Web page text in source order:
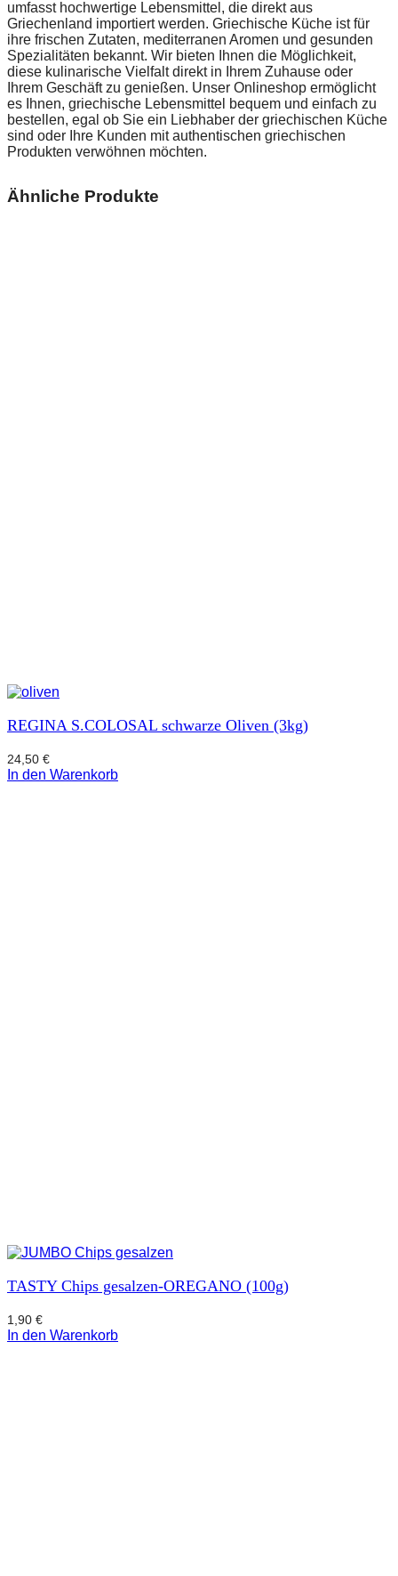
umfasst hochwertige Lebensmittel, die direkt aus
Griechenland importiert werden. Griechische Küche ist für
ihre frischen Zutaten, mediterranen Aromen und gesunden
Spezialitäten bekannt. Wir bieten Ihnen die Möglichkeit,
diese kulinarische Vielfalt direkt in Ihrem Zuhause oder
Ihrem Geschäft zu genießen. Unser Onlineshop ermöglicht
es Ihnen, griechische Lebensmittel bequem und einfach zu
bestellen, egal ob Sie ein Liebhaber der griechischen Küche
sind oder Ihre Kunden mit authentischen griechischen
Produkten verwöhnen möchten.
Ähnliche Produkte
REGINA S.COLOSAL schwarze Oliven (3kg)
24,50 €
In den Warenkorb
TASTY Chips gesalzen-OREGANO (100g)
1,90 €
In den Warenkorb